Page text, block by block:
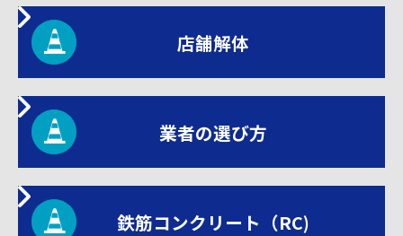
店舗解体
業者の選び方
鉄筋コンクリート（RC)